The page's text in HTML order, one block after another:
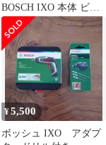
BOSCH IXO 本体 ビッ
トセット付
¥5,500
ボッシュ IXO アダプ